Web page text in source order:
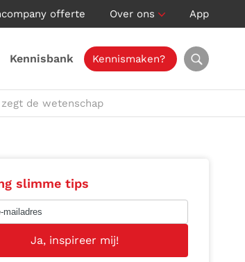
offerte Over ons App
Kennisbank Kennismaken?
de wetenschap
slimme tips